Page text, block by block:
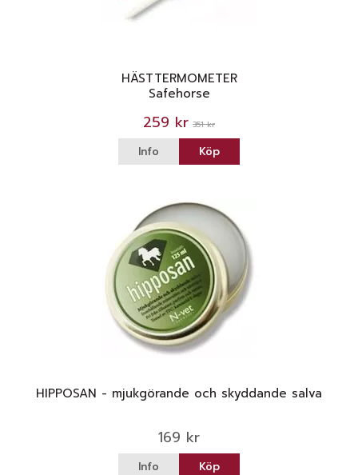
HÄSTTERMOMETER
Safehorse
259 kr 351 kr
Info Köp
HIPPOSAN - mjukgörande och skyddande salva
169 kr
Info Köp